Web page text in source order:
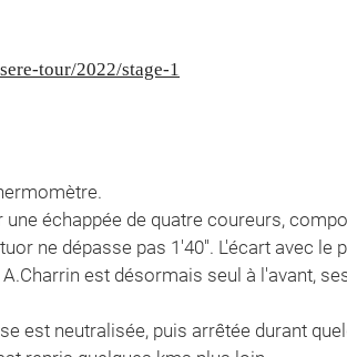
tour/2022/stage-1
échappée de quatre coureurs,
ne dépasse pas 1'40''. L'écart avec le
est désormais seul à l'avant,
est neutralisée, puis arrêtée durant